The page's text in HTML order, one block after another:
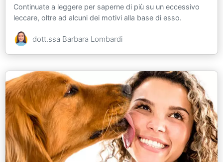
Continuate a leggere per saperne di più su un eccessivo
leccare, oltre ad alcuni dei motivi alla base di esso.
dott.ssa Barbara Lombardi